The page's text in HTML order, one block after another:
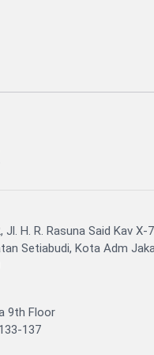
H. R. Rasuna Said Kav X-
Setiabudi, Kota Adm
9th Floor
137